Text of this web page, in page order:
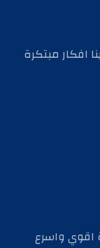
افكار مبتكرة
اقوي واسرع